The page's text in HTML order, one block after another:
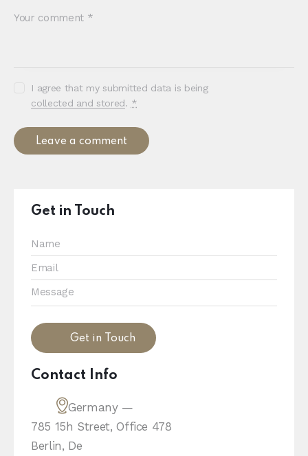
I agree that my submitted data is being
collected and stored. *
Get in Touch
Contact Info
Germany —
785 15h Street, Office 478
Berlin, De